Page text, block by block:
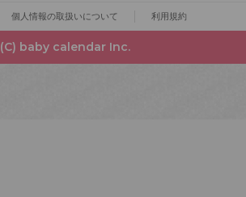
個人情報の取扱いについて 利用規約
(C) baby calendar Inc.